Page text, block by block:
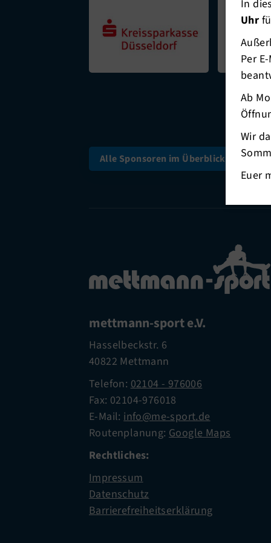
Alle Sponsoren im Überblick
mettmann-sport e.V.
Hasselbeckstr. 6
40822 Mettmann
Telefon:02104 - 976006
Fax: 02104-976018
E-Mail:info@me-sport.de
Routenplanung:Google Maps
Rechtliches:
Impressum
Datenschutz
Barrierefreiheitserklärung
In
Uhr
Per
Ab
Wir
Euer